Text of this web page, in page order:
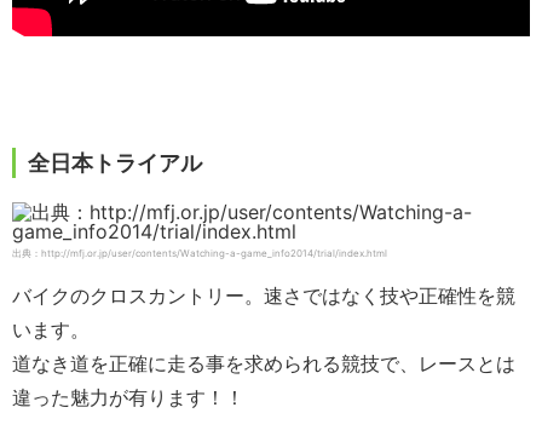
全日本トライアル
出典：http://mfj.or.jp/user/contents/Watching-a-game_info2014/trial/index.html
バイクのクロスカントリー。速さではなく技や正確性を競
います。
道なき道を正確に走る事を求められる競技で、レースとは
違った魅力が有ります！！